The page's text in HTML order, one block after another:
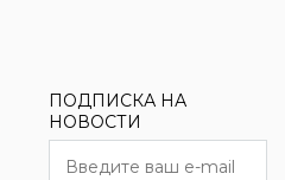
ПОДПИСКА НА
НОВОСТИ